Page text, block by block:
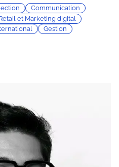
Communication
et Marketing digital
Gestion